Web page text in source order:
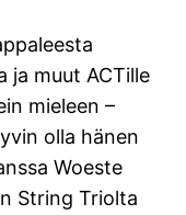
ja muut ACTille
mieleen –
olla hänen
Woeste
String Triolta